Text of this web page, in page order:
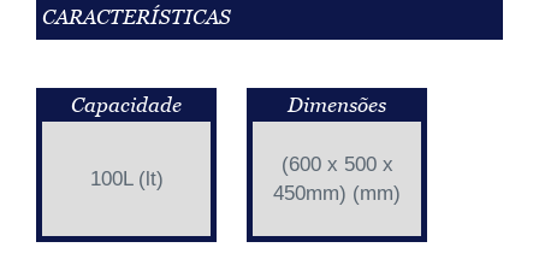
CARACTERÍSTICAS
Capacidade
100L (lt)
Dimensões
(600 x 500 x
450mm) (mm)